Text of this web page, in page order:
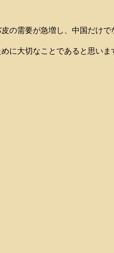
の需要が急増し、中国だけ
に大切なことであると思いま